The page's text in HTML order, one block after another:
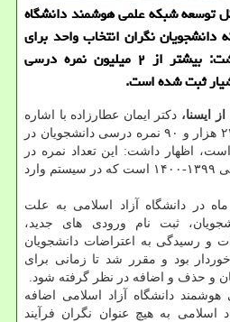
توسعه شبکه علمی هوشمند دانشگاه
دانشجویان نگران انتخاب واحد برای
ترم بهمن نباشند اظهار داشت: بیشتر از ۲ میلیون نمره درسی
ثبت شده است.
ایسنا، دکتر ایمان عطارزاده با اشاره
به اینکه تابحال دو میلیون و ۲۲ هزار و ۹۰ نمره درسی دانشجویان در
اظهار داشت: این تعداد نمره در
ارتباط با ترم اول سال تحصیلی ۱۳۹۹-۱۴۰۰ است که در سیستم وارد
در دانشگاه آزاد اسلامی به علت
ثبت نام ورودی های جدید،
و رسیدگی به اعتراضات دانشجویان
بود و مقرر شد تا زمانی برای
و حذف و اضافه در نظر گرفته شود.
دانشگاه آزاد اسلامی اضافه
اسلامی به هیچ عنوان نگران فرآیند